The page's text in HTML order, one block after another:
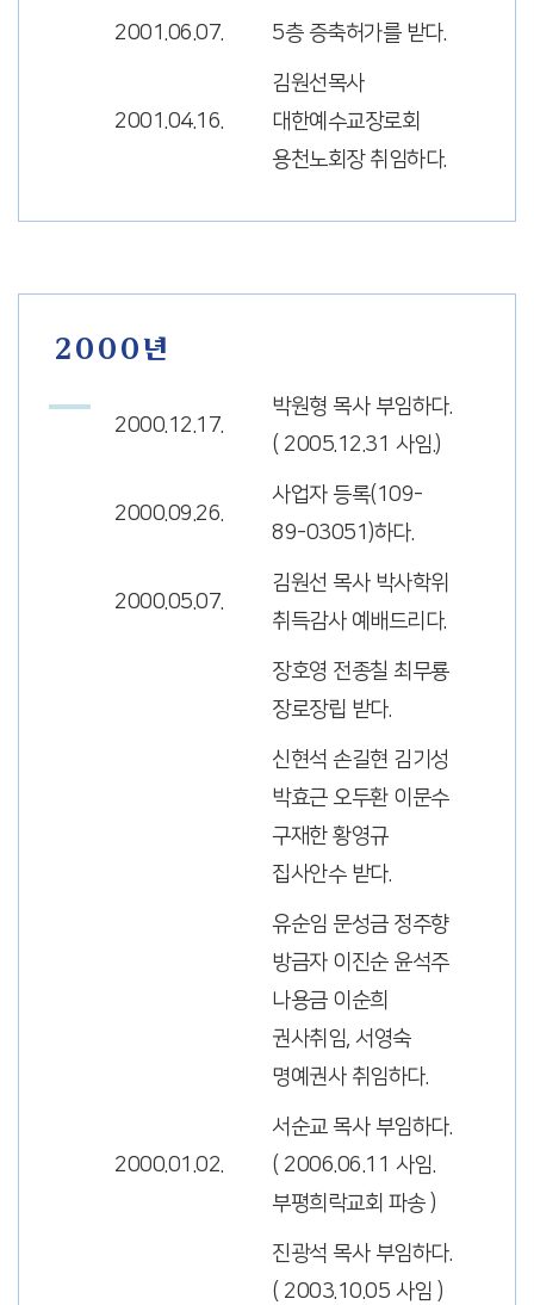
2001.06.07. 5층 증축허가를 받다.
2001.04.16.
김원선목사
대한예수교장로회
용천노회장 취임하다.
2000년
2000.12.17.
박원형 목사 부임하다.
( 2005.12.31 사임.)
2000.09.26.
사업자 등록(109-
89-03051)하다.
2000.05.07.
김원선 목사 박사학위
취득감사 예배드리다.
장호영 전종칠 최무룡
장로장립 받다.
신현석 손길현 김기성
박효근 오두환 이문수
구재한 황영규
집사안수 받다.
유순임 문성금 정주향
방금자 이진순 윤석주
나용금 이순희
권사취임, 서영숙
명예권사 취임하다.
2000.01.02.
서순교 목사 부임하다.
( 2006.06.11 사임.
부평희락교회 파송 )
진광석 목사 부임하다.
( 2003.10.05 사임 )